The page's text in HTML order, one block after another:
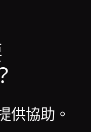
供協助。